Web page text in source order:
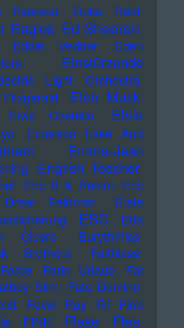
Pearson
Duke Reid
Eagles Ed Sheeran
Eddie Vedder
Eden
Einstürzende
Light Orchestra
Elon Musk
Elvis Costello
Elvis
Emerson Lake And
Emma-Jean
English Teacher
Eric B & Rakim Eric
Feldman
Erste
ESC
Etta
Cicero
Eurythmics
Brothers
Faithless
Farce Farin Urlaub
Fat
Slim Fats Domino
Fever Ray Fil
Fine
FINK Flake
Flea